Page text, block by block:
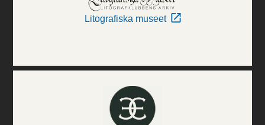
Litografiska museet